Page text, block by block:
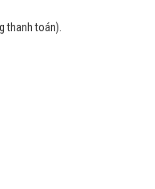
thanh toán).